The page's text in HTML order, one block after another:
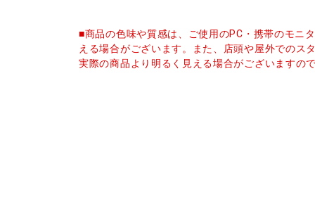
■商品の色味や質感は、ご使用のPC・携帯のモニ
える場合がございます。また、店頭や屋外でのス
実際の商品より明るく見える場合がございますの